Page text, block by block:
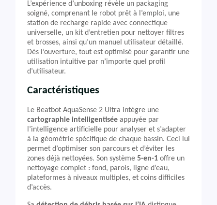
L’expérience d’unboxing révèle un packaging
soigné, comprenant le robot prêt à l’emploi, une
station de recharge rapide avec connectique
universelle, un kit d’entretien pour nettoyer filtres
et brosses, ainsi qu’un manuel utilisateur détaillé.
Dès l’ouverture, tout est optimisé pour garantir une
utilisation intuitive par n’importe quel profil
d’utilisateur.
Caractéristiques
Le Beatbot AquaSense 2 Ultra intègre une
cartographie intelligentisée appuyée par
l’intelligence artificielle pour analyser et s’adapter
à la géométrie spécifique de chaque bassin. Ceci lui
permet d’optimiser son parcours et d’éviter les
zones déjà nettoyées. Son système 5-en-1 offre un
nettoyage complet : fond, parois, ligne d’eau,
plateformes à niveaux multiples, et coins difficiles
d’accès.